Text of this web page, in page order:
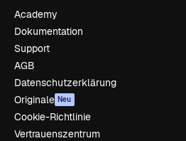
Academy
Dokumentation
Support
AGB
Datenschutzerklärung
Originale Neu
Cookie-Richtlinie
Vertrauenszentrum